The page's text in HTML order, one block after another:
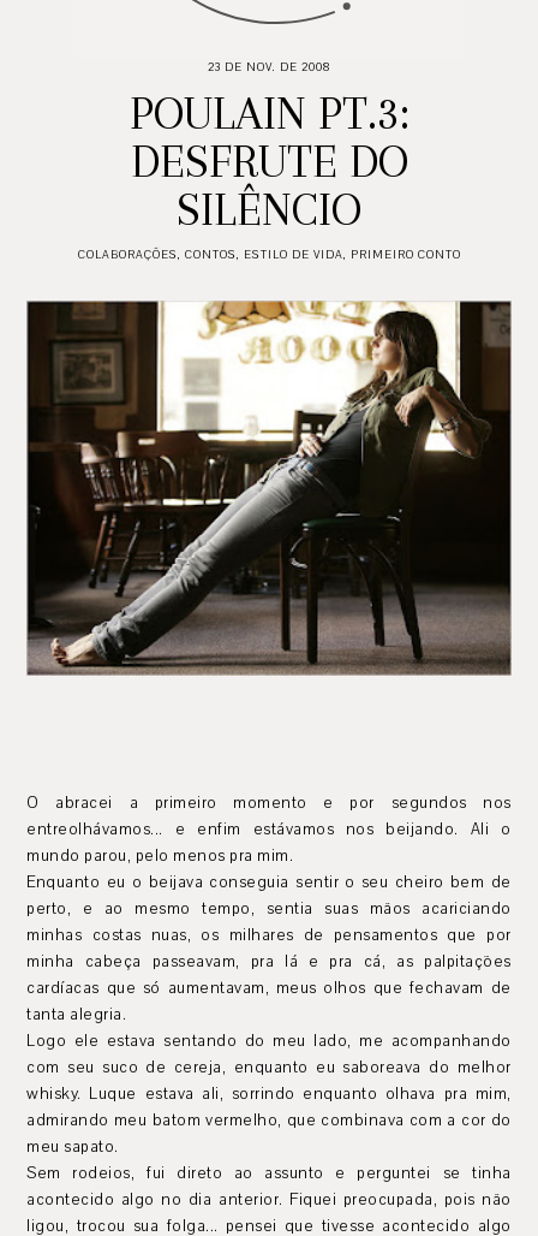
23 DE NOV. DE 2008
POULAIN PT.3:
DESFRUTE DO
SILÊNCIO
COLABORAÇÕES, CONTOS, ESTILO DE VIDA, PRIMEIRO CONTO
O abracei a primeiro momento e por segundos nos
entreolhávamos... e enfim estávamos nos beijando. Ali o
mundo parou, pelo menos pra mim.
Enquanto eu o beijava conseguia sentir o seu cheiro bem de
perto, e ao mesmo tempo, sentia suas mãos acariciando
minhas costas nuas, os milhares de pensamentos que por
minha cabeça passeavam, pra lá e pra cá, as palpitações
cardíacas que só aumentavam, meus olhos que fechavam de
tanta alegria.
Logo ele estava sentando do meu lado, me acompanhando
com seu suco de cereja, enquanto eu saboreava do melhor
whisky. Luque estava ali, sorrindo enquanto olhava pra mim,
admirando meu batom vermelho, que combinava com a cor do
meu sapato.
Sem rodeios, fui direto ao assunto e perguntei se tinha
acontecido algo no dia anterior. Fiquei preocupada, pois não
ligou, trocou sua folga... pensei que tivesse acontecido algo